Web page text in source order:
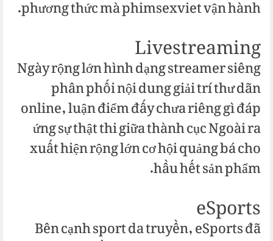
phương thức mà phimsexviet vận hành.
Livestreaming
Ngày rộng lớn hình dạng streamer siêng
phân phối nội dung giải trí thư dãn
online, luận điểm đấy chưa riêng gì đáp
ứng sự thật thi giữa thành cục Ngoài ra
xuất hiện rộng lớn cơ hội quảng bá cho
hầu hết sản phẩm.
eSports
Bên cạnh sport da truyền, eSports đã